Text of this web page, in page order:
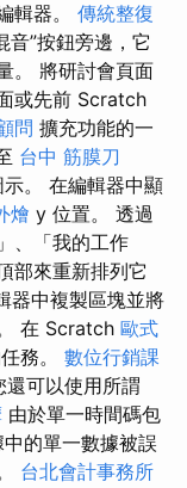
輯器。 傳統整復
音”按鈕旁邊，它
。 將研討會頁面
或先前 Scratch
問 擴充功能的一
台中 筋膜刀
示。 在編輯器中顯
燴 y 位置。 透過
、「我的工作
部來重新排列它
器中複製區塊並將
在 Scratch 歐式
務。 數位行銷課
可以使用所謂
由於單一時間碼包
的單一數據被誤
台北會計事務所